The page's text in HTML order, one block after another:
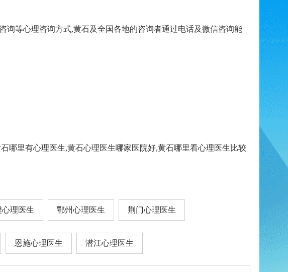
等心理咨询方式,黄石及全国各地的咨询者通过电话及微信咨询能
哪里有心理医生,黄石心理医生哪家医院好,黄石哪里看心理医生比较
心理医生 鄂州心理医生 荆门心理医生
恩施心理医生 潜江心理医生